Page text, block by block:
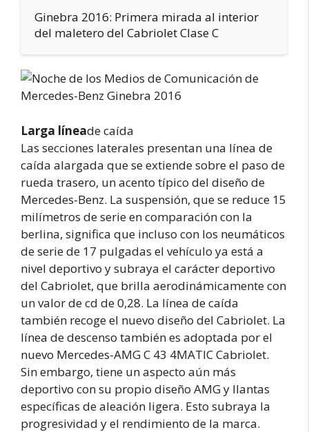
Ginebra 2016: Primera mirada al interior
del maletero del Cabriolet Clase C
Larga líneade caída
Las secciones laterales presentan una línea de
caída alargada que se extiende sobre el paso de
rueda trasero, un acento típico del diseño de
Mercedes-Benz. La suspensión, que se reduce 15
milímetros de serie en comparación con la
berlina, significa que incluso con los neumáticos
de serie de 17 pulgadas el vehículo ya está a
nivel deportivo y subraya el carácter deportivo
del Cabriolet, que brilla aerodinámicamente con
un valor de cd de 0,28. La línea de caída
también recoge el nuevo diseño del Cabriolet. La
línea de descenso también es adoptada por el
nuevo Mercedes-AMG C 43 4MATIC Cabriolet.
Sin embargo, tiene un aspecto aún más
deportivo con su propio diseño AMG y llantas
específicas de aleación ligera. Esto subraya la
progresividad y el rendimiento de la marca.